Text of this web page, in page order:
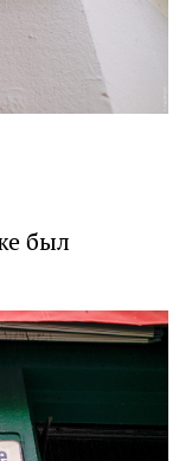
был